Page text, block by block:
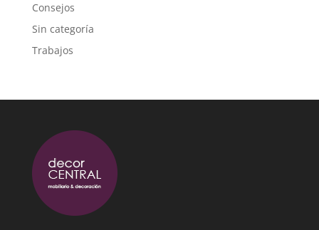
Consejos
Sin categoría
Trabajos